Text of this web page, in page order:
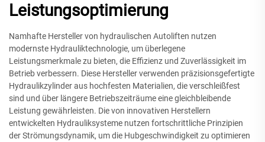
Leistungsoptimierung
Namhafte Hersteller von hydraulischen Autoliften nutzen
modernste Hydrauliktechnologie, um überlegene
Leistungsmerkmale zu bieten, die Effizienz und Zuverlässigkeit im
Betrieb verbessern. Diese Hersteller verwenden präzisionsgefertigte
Hydraulikzylinder aus hochfesten Materialien, die verschleißfest
sind und über längere Betriebszeiträume eine gleichbleibende
Leistung gewährleisten. Die von innovativen Herstellern
entwickelten Hydrauliksysteme nutzen fortschrittliche Prinzipien
der Strömungsdynamik, um die Hubgeschwindigkeit zu optimieren